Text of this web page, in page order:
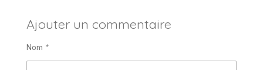
t
a
e
t
a
t
a
t
a
Ajouter un commentaire
Nom *